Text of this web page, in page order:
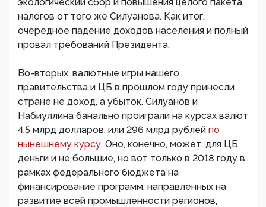
налогов от того же Силуанова. Как итог,
очередное падение доходов населения и полный
провал требований Президента.
Во-вторых, валютные игры нашего
правительства и ЦБ в прошлом году принесли
стране не доход, а убыток. Силуанов и
Набиуллина банально проиграли на курсах валют
4,5 млрд долларов, или 296 млрд рублей по
нынешнему курсу. Оно, конечно, может, для ЦБ
деньги и не большие, но вот только в 2018 году в
рамках федерального бюджета на
финансирование программ, направленных на
развитие всей промышленности регионов,